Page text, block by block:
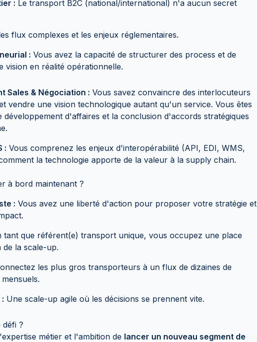
: Le transport B2C (national/international) n'a aucun secret
flux complexes et les enjeux réglementaires.
: Vous avez la capacité de structurer des process et de
vision en réalité opérationnelle.
Sales & Négociation : Vous savez convaincre des interlocuteurs
vendre une vision technologique autant qu'un service. Vous êtes
développement d'affaires et la conclusion d'accords stratégiques
: Vous comprenez les enjeux d'interopérabilité (API, EDI, WMS,
la technologie apporte de la valeur à la supply chain.
à bord maintenant ?
: Vous avez une liberté d'action pour proposer votre stratégie et
tant que référent(e) transport unique, vous occupez une place
de la scale-up.
les plus gros transporteurs à un flux de dizaines de
Une scale-up agile où les décisions se prennent vite.
défi ?
métier et l'ambition de lancer un nouveau segment de